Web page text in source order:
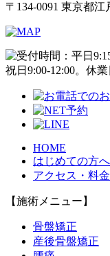
〒134-0091 東京都
HOME
はじめての方へ
アクセス・料
【施術メニュー】
骨盤矯正
産後骨盤矯正